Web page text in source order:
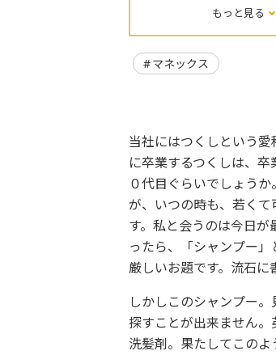
もっと見る
マネックス
当社にはつくしという
に卒業するつくしは、
０代目ぐらいでしょう
が、いつの時も、若く
す。私と会うのは今日
ったら、「シャンプー
厳しいお題です。流石に
しかしこのシャンプー
探すことが出来ません
洗髪剤。果たしてこの